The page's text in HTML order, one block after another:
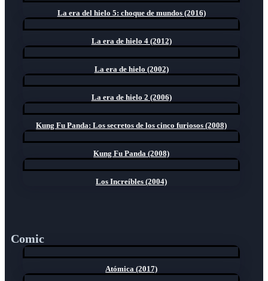
La era del hielo 5: choque de mundos (2016)
La era de hielo 4 (2012)
La era de hielo (2002)
La era de hielo 2 (2006)
Kung Fu Panda: Los secretos de los cinco furiosos (2008)
Kung Fu Panda (2008)
Los Increíbles (2004)
Comic
Atómica (2017)